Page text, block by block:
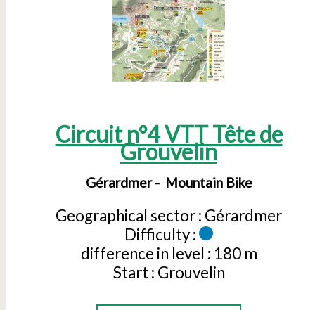
Circuit n°4 VTT Tête de
Grouvelin
Gérardmer Mountain Bike
Geographical sector : Gérardmer
Difficulty :
difference in level : 180 m
Start : Grouvelin